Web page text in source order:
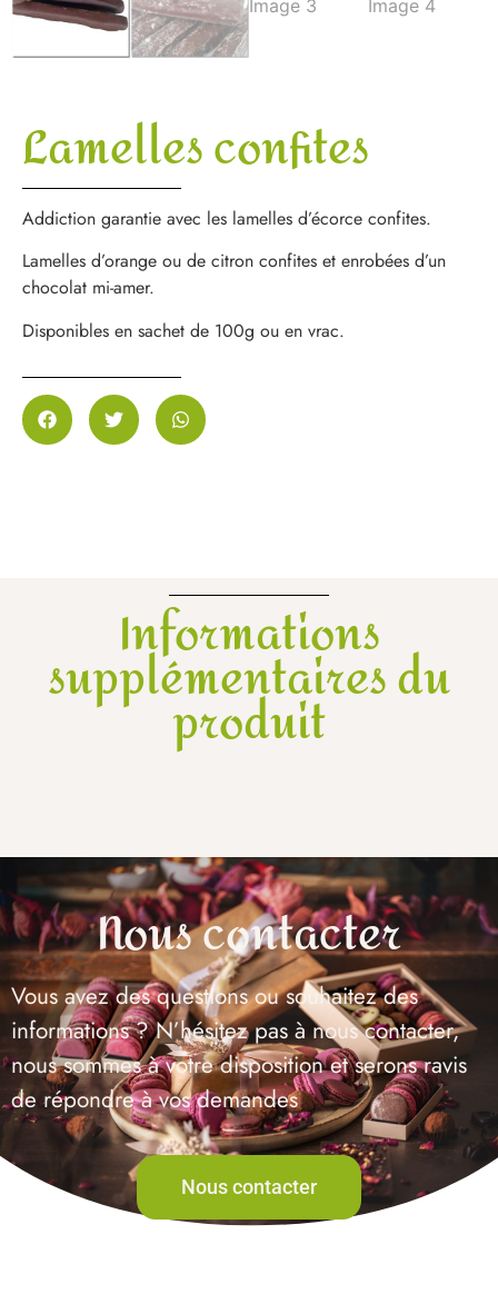
Lamelles confites
Addiction garantie avec les lamelles d’écorce confites.
Lamelles d’orange ou de citron confites et enrobées d’un
chocolat mi-amer.
Disponibles en sachet de 100g ou en vrac.
Informations
supplémentaires du
produit
Nous contacter
Vous avez des questions ou souhaitez des
informations ? N’hésitez pas à nous contacter,
nous sommes à votre disposition et serons ravis
de répondre à vos demandes
Nous contacter